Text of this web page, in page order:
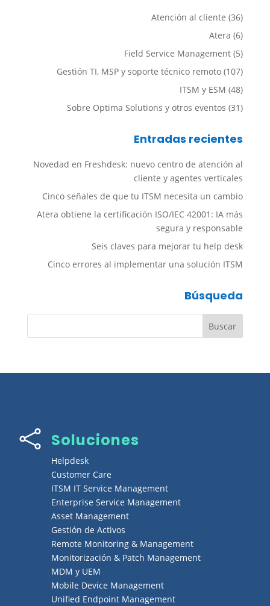
Atención al cliente (36)
Atera (6)
Field Service Management (5)
Gestión TI, MSP y soporte técnico remoto (107)
ITSM y ESM (48)
Sobre Optima Solutions y otros eventos (31)
Entradas recientes
Novedad en Freshdesk: nuevo centro de atención al
cliente y agentes verticales
Cinco señales de que tu ITSM necesita un cambio
Atera obtiene la certificación ISO/IEC 42001: IA más
segura y responsable
Seis claves para mejorar tu help desk
Cinco errores al implementar una solución ITSM
Búsqueda
 Soluciones
Helpdesk
Customer Care
ITSM IT Service Management
Enterprise Service Management
Asset Management
Gestión de Activos
Remote Monitoring & Management
Monitorización & Patch Management
MDM y UEM
Mobile Device Management
Unified Endpoint Management